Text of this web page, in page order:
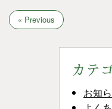
« Previous
カテ
お知